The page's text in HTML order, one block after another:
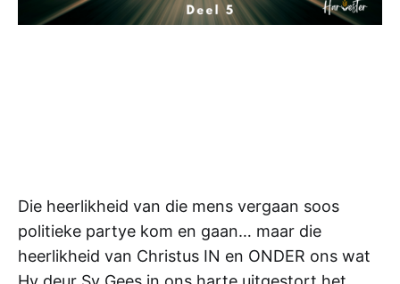
Die heerlikheid van die mens vergaan soos
politieke partye kom en gaan… maar die
heerlikheid van Christus IN en ONDER ons wat